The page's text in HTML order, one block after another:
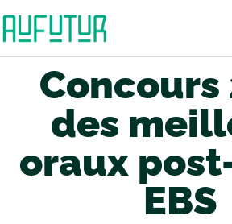
Concours
des
oraux
EBS